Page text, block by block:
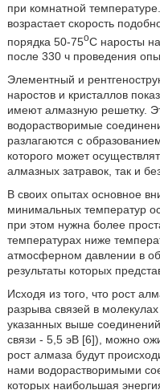
при комнатной
возрастает скорость
порядка 50-75oС наросты
после 330 ч проведения
Элементный и
наростов и кристаллов
имеют алмазную решетку.
водорастворимые
разлагаются с
которого может
алмазных затравок, так и
В своих опытах основное
минимальных температур
при этом нужна более
температурах ниже
атмосферном давлении в
результаты которых
Исходя из того, что рост
разрыва связей в
указанных выше
связи - 5,5 эВ [6]), можно
рост алмаза будут
нами водорастворимыми
которых наибольшая